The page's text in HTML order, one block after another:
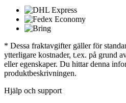
* Dessa fraktavgifter gäller för
ytterligare kostnader, t.ex. på grund
eller egenskaper. Du hittar denna
produktbeskrivningen.
Hjälp och support